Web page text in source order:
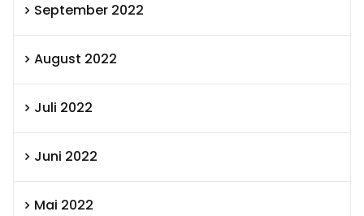
September 2022
August 2022
Juli 2022
Juni 2022
Mai 2022